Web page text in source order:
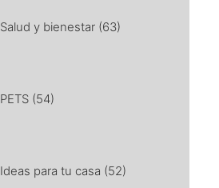
Salud y bienestar (63)
PETS (54)
Ideas para tu casa (52)